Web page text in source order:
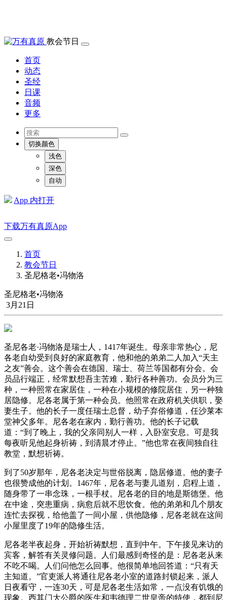
教会节日
首页
动态
圣经
日课
音频
更多
切换颜色
浅色
深色
自动
App 内打开
下载万有真原App
首页
教会节日
圣尼格老•冯物洛
圣尼格老•冯物洛
3月21日
圣尼各老·冯物洛是瑞士人，1417年诞生。母亲非常热心，尼
各老自幼受到良好的家庭教育，他和他的弟弟二人加入“天主
之友”善会。这个善会在德国、瑞士、荷兰等国都有分会。会
员品行端正，经常默想吾主苦难，勤行各种善功。会员分为三
种，一种照常在家居住，一种在小规模的修院居住，另一种独
居隐修。尼各老属于第一种会员。他照常在政府机关供职，娶
妻生子。他的长子一度任瑞士总督，幼子弃俗修道，任沙莱本
堂神父多年。尼各老在家内，勤行善功。他的长子记载
道：“到了晚上，我的父亲同别人一样，入卧室安息。可是我
每夜听见他起身祈祷，到清晨才停止。”他也常在夜间独自往
教堂，默想祈祷。
到了50岁那年，尼各老决定与世俗脱离，隐居修道。他的妻子
也很赞成他的计划。1467年，尼各老与妻儿道别，启程上道，
随身带了一串念珠，一根手杖。尼各老的目的地是斯德堡。他
在中途，突患重病，病愈后就不思饮食。他的弟弟和几个朋友
连忙去探视，给他盖了一间小屋，供他隐修，尼各老就在这间
小屋里度了19年的隐修生活。
尼各老半夜起身，开始祈祷默想，直到中午。下午接见来访的
宾客，解答有关灵修问题。人们最感到奇怪的是：尼各老从来
不吃不喝。人们问他怎么回事。他很简单地回答道：“只有天
主知道。”官吏派人将通往尼各老小室的道路封锁起来，派人
日夜看守，一连30天，可是尼各老生活如常，一点没有饥饿的
现象。西其门大公爵的医生和韦德理二世皇帝的特使，都到尼